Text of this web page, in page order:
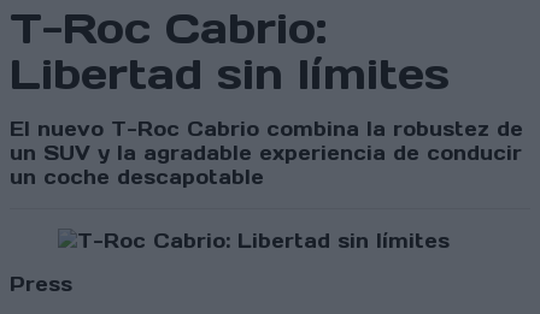
T-Roc Cabrio:
Libertad sin límites
El nuevo T-Roc Cabrio combina la robustez de
un SUV y la agradable experiencia de conducir
un coche descapotable
Press